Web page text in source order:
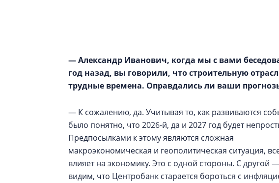
— Александр Иванович, когда мы с вами
год назад, вы говорили, что строительную
трудные времена. Оправдались ли ваши
— К сожалению, да. Учитывая то, как развиваются
было понятно, что 2026-й, да и 2027 год будет
Предпосылками к этому являются сложная
макроэкономическая и геополитическая ситуация,
влияет на экономику. Это с одной стороны. С другой
видим, что Центробанк старается бороться с